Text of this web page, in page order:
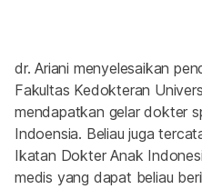
dr. Ariani menyelesaikan
Fakultas Kedokteran
mendapatkan gelar dokter
Indoensia. Beliau juga
Ikatan Dokter Anak
medis yang dapat beliau